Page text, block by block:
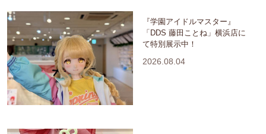
『学園アイドルマスター』
「DDS 藤田ことね」横浜店に
て特別展示中！
2026.08.04